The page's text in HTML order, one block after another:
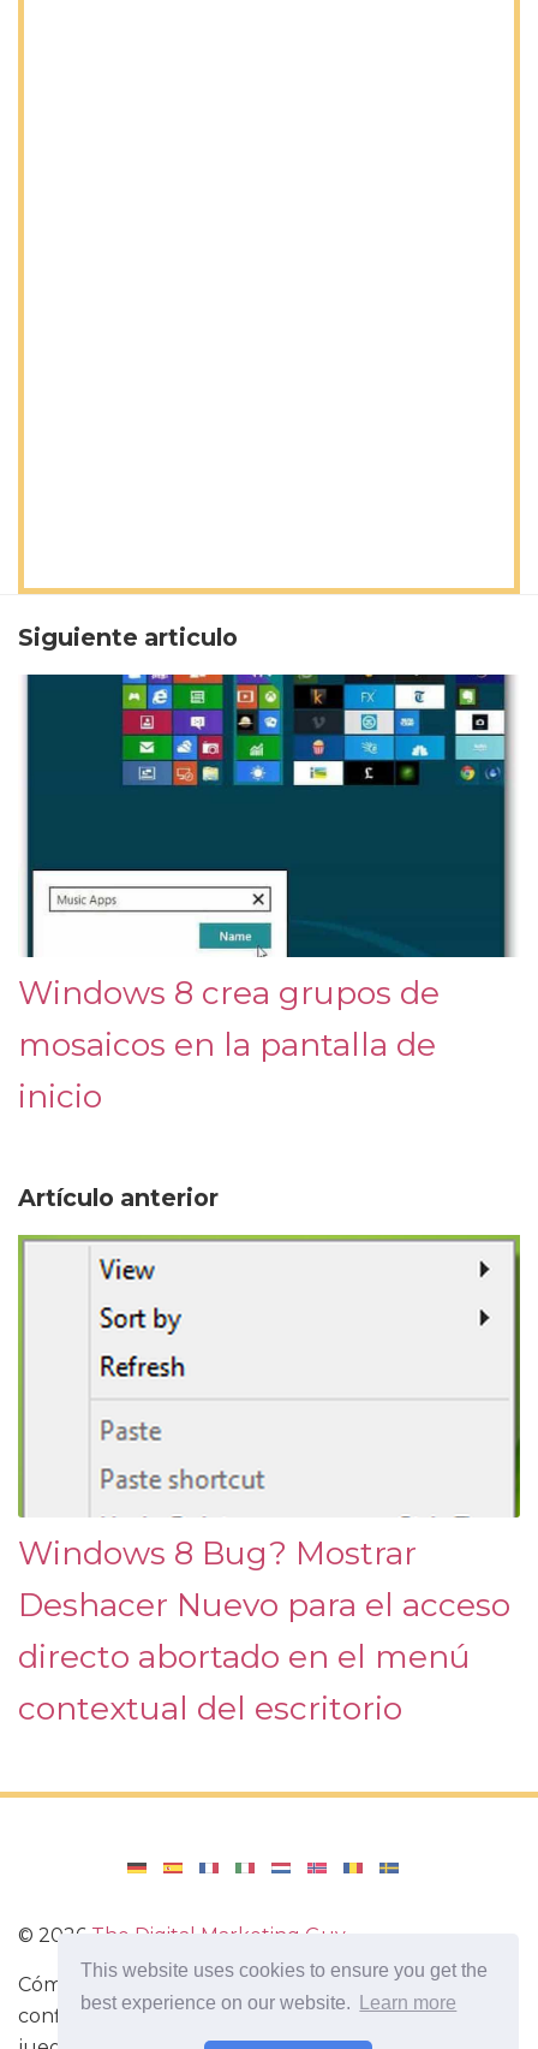
This website uses cookies to ensure you get the
best experience on our website.
Learn more
Siguiente articulo
Windows 8 crea grupos de
mosaicos en la pantalla de
inicio
Artículo anterior
Windows 8 Bug? Mostrar
Deshacer Nuevo para el acceso
directo abortado en el menú
contextual del escritorio
© 2026 The Digital Marketing Guy
Cómo reinstalar Windows en tu computadora, cómo
configurar Windows. Reseñas de aplicaciones y